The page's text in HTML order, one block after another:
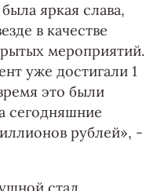
яркая слава,
в качестве
мероприятий.
уже достигали 1
это были
сегодняшние
рублей», -